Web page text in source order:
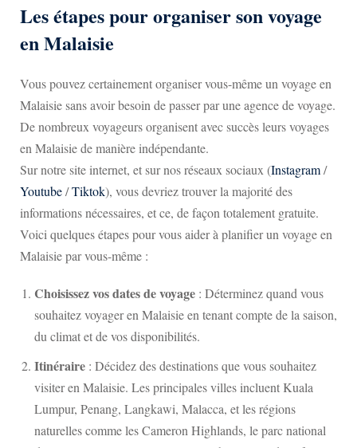
Les étapes pour organiser son voyage
en Malaisie
Vous pouvez certainement organiser vous-même un voyage en
Malaisie sans avoir besoin de passer par une agence de voyage.
De nombreux voyageurs organisent avec succès leurs voyages
en Malaisie de manière indépendante.
Sur notre site internet, et sur nos réseaux sociaux (Instagram/
Youtube/Tiktok), vous devriez trouver la majorité des
informations nécessaires, et ce, de façon totalement gratuite.
Voici quelques étapes pour vous aider à planifier un voyage en
Malaisie par vous-même :
Choisissez vos dates de voyage : Déterminez quand vous
souhaitez voyager en Malaisie en tenant compte de la saison,
du climat et de vos disponibilités.
Itinéraire : Décidez des destinations que vous souhaitez
visiter en Malaisie. Les principales villes incluentKuala
Lumpur, Penang, Langkawi, Malacca, et les régions
naturelles comme lesCameron Highlands, le parc national